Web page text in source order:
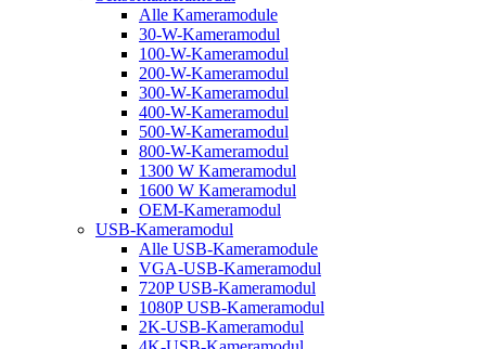
Alle Kameramodule
30-W-Kameramodul
100-W-Kameramodul
200-W-Kameramodul
300-W-Kameramodul
400-W-Kameramodul
500-W-Kameramodul
800-W-Kameramodul
1300 W Kameramodul
1600 W Kameramodul
OEM-Kameramodul
USB-Kameramodul
Alle USB-Kameramodule
VGA-USB-Kameramodul
720P USB-Kameramodul
1080P USB-Kameramodul
2K-USB-Kameramodul